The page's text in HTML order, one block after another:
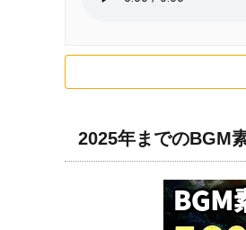
2025年までのBGM